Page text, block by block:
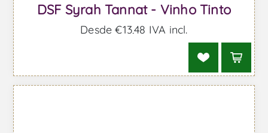
DSF Syrah Tannat - Vinho Tinto
Desde €13,48 IVA incl.